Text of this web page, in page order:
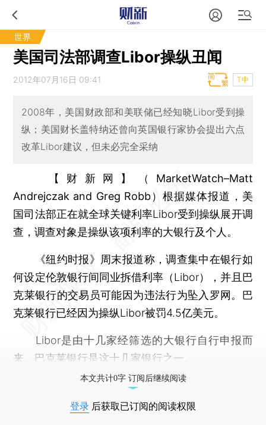
世界
美国司法部调查Libor操纵丑闻
2012年07月16日 09:41 T中
2008年，美国财政部和美联储已经知晓Libor受到操
纵；美国财长盖特纳还曾向英国银行家协会提出六点
改革Libor建议，但未必完全采纳
【财新网】（MarketWatch–Matt
Andrejczak and Greg Robb） 根据媒体报道，美
国司法部正在就全球关键利率Libor受到操纵展开调
查，调查对象是操纵该项利率的大银行及个人。
《纽约时报》周末报道称，调查集中在银行如
何设定伦敦银行间同业拆借利率（Libor），并且巴
克莱银行的交易员可能因为违法行为坠入罗网。巴
克莱银行已经因为操纵Libor被罚4.5亿美元。
Libor是由十几家经筛选的大银行自行申报而
来。巴克莱银行是这十几家银行之一。
本文共计0字 订阅后继续阅读
登录 后获取已订阅的阅读权限